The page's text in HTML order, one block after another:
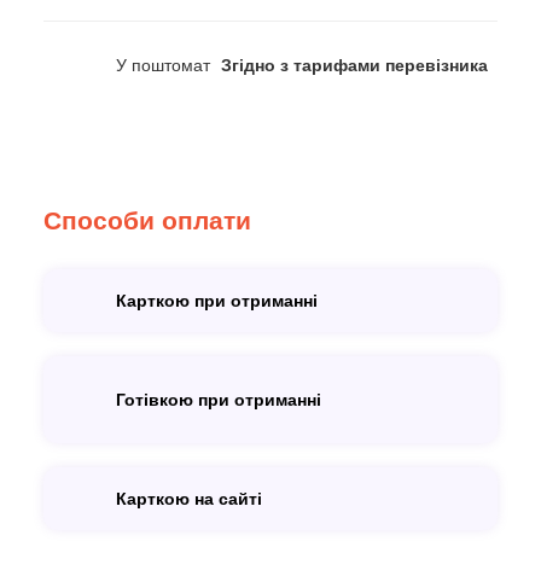
У поштомат Згідно з тарифами перевізника
Способи оплати
Карткою при отриманні
Готівкою при отриманні
Карткою на сайті